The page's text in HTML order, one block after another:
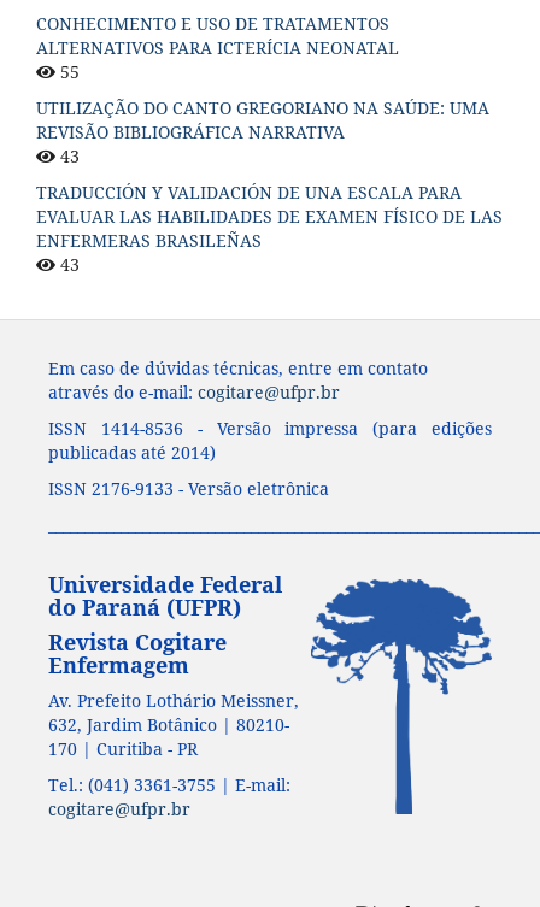
CONHECIMENTO E USO DE TRATAMENTOS
ALTERNATIVOS PARA ICTERÍCIA NEONATAL
55
UTILIZAÇÃO DO CANTO GREGORIANO NA SAÚDE: UMA
REVISÃO BIBLIOGRÁFICA NARRATIVA
43
TRADUCCIÓN Y VALIDACIÓN DE UNA ESCALA PARA
EVALUAR LAS HABILIDADES DE EXAMEN FÍSICO DE LAS
ENFERMERAS BRASILEÑAS
43
Em caso de dúvidas técnicas, entre em contato
através do e-mail: cogitare@ufpr.br
ISSN 1414-8536 - Versão impressa (para edições
publicadas até 2014)
ISSN 2176-9133 - Versão eletrônica
Universidade Federal
do Paraná (UFPR)
Revista Cogitare
Enfermagem
Av. Prefeito Lothário Meissner,
632, Jardim Botânico | 80210-
170 | Curitiba - PR
Tel.: (041) 3361-3755 | E-mail:
cogitare@ufpr.br